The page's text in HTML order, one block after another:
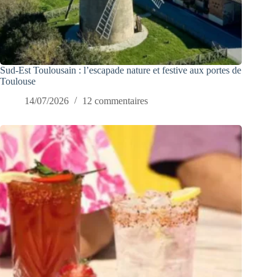
Sud-Est Toulousain : l’escapade nature et festive aux portes de
Toulouse
14/07/2026
12 commentaires